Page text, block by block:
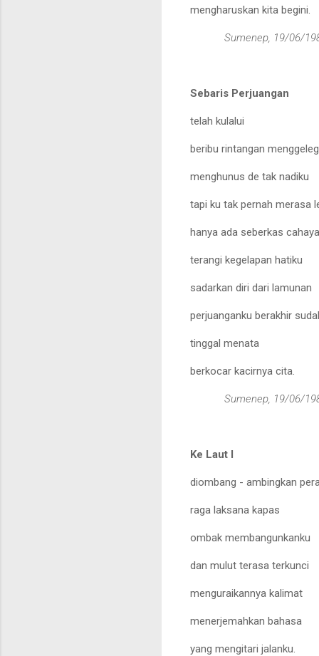
mengharuskan kita begini.
Sumenep, 19/06/19
Sebaris Perjuangan
telah kulalui
beribu rintangan
menghunus de tak nadiku
tapi ku tak pernah merasa
hanya ada seberkas cahaya
terangi kegelapan hatiku
sadarkan diri dari lamunan
perjuanganku berakhir
tinggal menata
berkocar kacirnya cita.
Sumenep, 19/06/19
Ke Laut I
diombang - ambingkan
raga laksana kapas
ombak membangunkanku
dan mulut terasa terkunci
menguraikannya kalimat
menerjemahkan bahasa
yang mengitari jalanku.